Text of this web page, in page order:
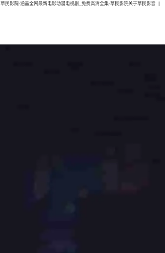
草民影院-涵盖全网最新电影动漫电视剧_免费高清全集-草民影院关于草民影音